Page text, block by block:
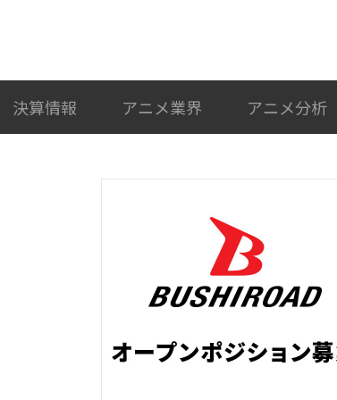
決算情報 アニメ業界 アニメ分析